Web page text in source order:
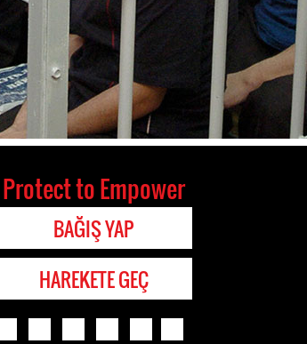
Protect to Empower
BAĞIŞ YAP
HAREKETE GEÇ